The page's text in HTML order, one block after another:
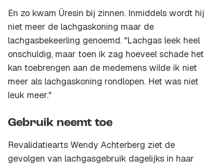
En zo kwam Üresin bij zinnen. Inmiddels wordt hij
niet meer de lachgaskoning maar de
lachgasbekeerling genoemd. "Lachgas leek heel
onschuldig, maar toen ik zag hoeveel schade het
kan toebrengen aan de medemens wilde ik niet
meer als lachgaskoning rondlopen. Het was niet
leuk meer."
Gebruik neemt toe
Revalidatiearts Wendy Achterberg ziet de
gevolgen van lachgasgebruik dagelijks in haar